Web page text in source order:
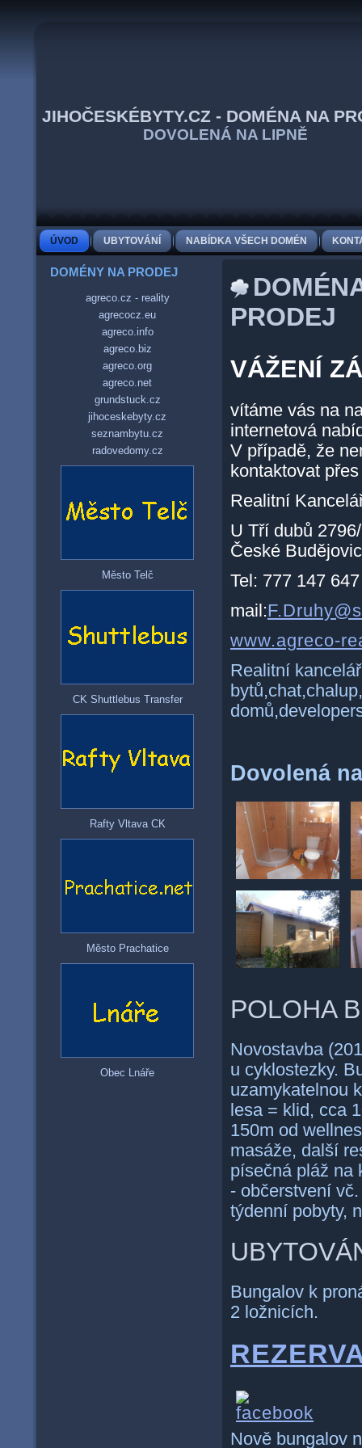
JIHOČESKÉBYTY.CZ - DOMÉNA NA
DOVOLENÁ NA LIPNĚ
ÚVOD UBYTOVÁNÍ NABÍDKA VŠECH DOMÉN
DOMÉNY NA PRODEJ
agreco.cz - reality
agrecocz.eu
agreco.info
agreco.biz
agreco.org
agreco.net
grundstuck.cz
jihoceskebyty.cz
seznambytu.cz
radovedomy.cz
Město Telč
CK Shuttlebus Transfer
Rafty Vltava CK
Město Prachatice
Obec Lnáře
PRODEJ
VÁŽENÍ
vítáme vás na
internetová
V případě, že
kontaktovat
Realitní
U Tří dubů
České
Tel: 777 147 647
mail:
www.agreco-
Realitní
Dovolená
POLOHA
Novostavba
u cyklostezky.
uzamykatelnou
lesa = klid, cca
150m od
masáže, další
písečná pláž na
- občerstvení
týdenní pobyty,
Bungalov k
2 ložnicích.
Nově bungalov